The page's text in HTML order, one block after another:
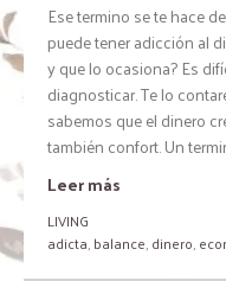
Ese termino se te hace
puede tener adicción al
y que lo ocasiona? Es
diagnosticar. Te lo
sabemos que el dinero
también confort. Un
Leer más
LIVING
adicta,balance,dinero,